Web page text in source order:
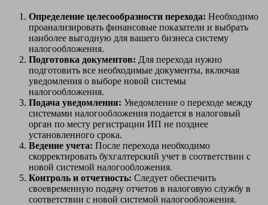
Определение целесообразности перехода: Необходимо
проанализировать финансовые показатели и выбрать
наиболее выгодную для вашего бизнеса систему
налогообложения.
Подготовка документов: Для перехода нужно
подготовить все необходимые документы, включая
уведомления о выборе новой системы
налогообложения.
Подача уведомления: Уведомление о переходе между
системами налогообложения подается в налоговый
орган по месту регистрации ИП не позднее
установленного срока.
Ведение учета: После перехода необходимо
скорректировать бухгалтерский учет в соответствии с
новой системой налогообложения.
Контроль и отчетность: Следует обеспечить
своевременную подачу отчетов в налоговую службу в
соответствии с новой системой налогообложения.